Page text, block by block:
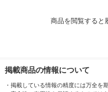
商品を閲覧すると
掲載商品の情報について
・ 掲載している情報の精度には万全を